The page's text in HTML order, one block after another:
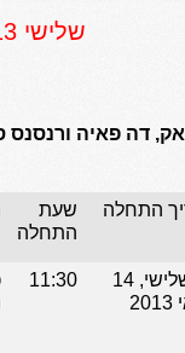
שלישי 14.5.2013
התחלה
שעת
התחלה
יום שלישי, 14
11:30